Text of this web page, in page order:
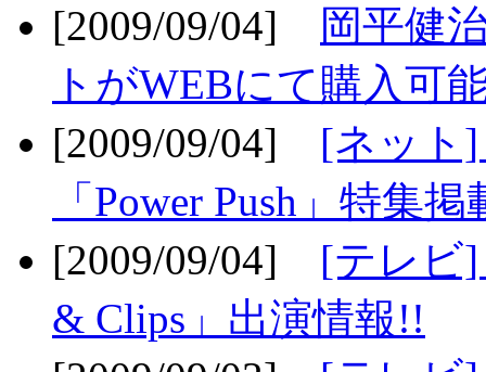
[2009/09/04]
岡平健
トがWEBにて購入可
[2009/09/04] [ネット]
「Power Push」特集
[2009/09/04] [テレビ]
& Clips」出演情報!!